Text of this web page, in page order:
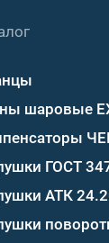
шаровые
ГОСТ
АТК